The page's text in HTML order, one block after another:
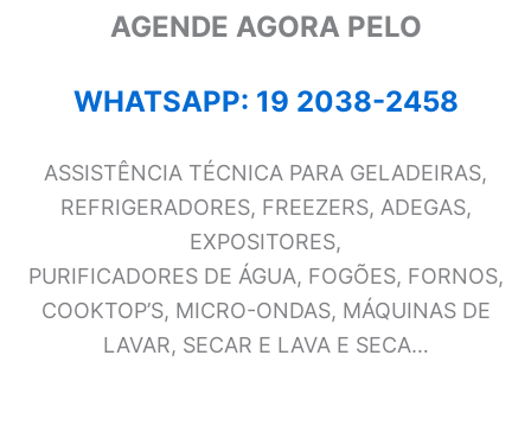
AGENDE AGORA PELO
WHATSAPP: 19 2038-2458
ASSISTÊNCIA TÉCNICA PARA GELADEIRAS,
REFRIGERADORES, FREEZERS, ADEGAS,
EXPOSITORES,
PURIFICADORES DE ÁGUA, FOGÕES, FORNOS,
COOKTOP’S, MICRO-ONDAS, MÁQUINAS DE
LAVAR, SECAR E LAVA E SECA…